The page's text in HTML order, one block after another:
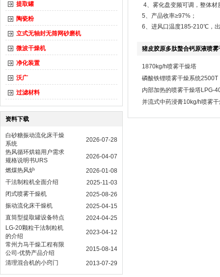
提取罐
陶瓷粉
立式无轴封无筛网砂磨机
微波干燥机
净化装置
沃广
过滤材料
资料下载
白砂糖振动流化床干燥
系统
2026-07-28
热风循环烘箱用户需求
规格说明书URS
2026-04-07
燃煤热风炉
2026-01-08
干法制粒机全面介绍
2025-11-03
闭式喷雾干燥机
2025-08-26
振动流化床干燥机
2025-04-15
直筒型提取罐设备特点
2024-04-25
LG-20颗粒干法制粒机
的介绍
2023-04-12
常州力马干燥工程有限
公司-优势产品介绍
2015-08-14
清理混合机的小窍门
2013-07-29
4、雾化盘变频可调，整体
5、产品收率≥97%；
6、进风口温度185-210℃，
猪皮胶原多肽螯合钙原液喷
1870kg/h喷雾干燥塔
磷酸铁锂喷雾干燥系统2500T
内部加热的喷雾干燥塔LPG-
并流式中药浸膏10kg/h喷雾干